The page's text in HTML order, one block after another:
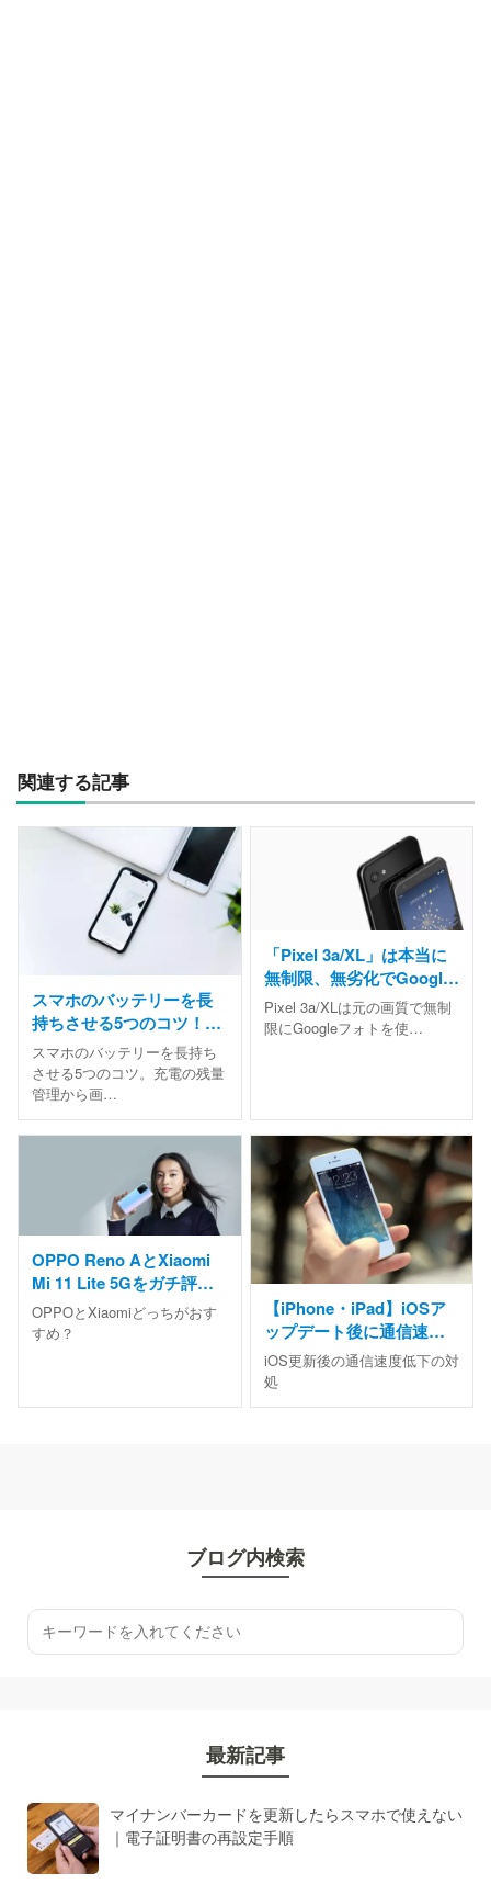
関連する記事
スマホのバッテリーを長
持ちさせる5つのコツ！今
日からできる簡単習慣
スマホのバッテリーを長持ち
させる5つのコツ。充電の残量
管理から画…
「Pixel 3a/XL」は本当に
無制限、無劣化でGoogle
フォトを使えるの？
Pixel 3a/XLは元の画質で無制
限にGoogleフォトを使…
OPPO Reno AとXiaomi
Mi 11 Lite 5Gをガチ評
価！おすすめは？
OPPOとXiaomiどっちがおす
すめ？
【iPhone・iPad】iOSア
ップデート後に通信速度
が遅い・不安定なときの
直し方
iOS更新後の通信速度低下の対
処
ブログ内検索
最新記事
マイナンバーカードを更新したらスマホで使えない
｜電子証明書の再設定手順